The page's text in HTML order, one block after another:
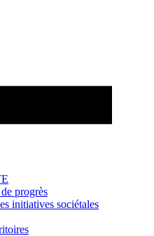
progrès
initiatives sociétales